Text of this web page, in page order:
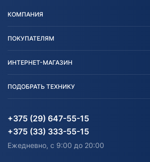
КОМПАНИЯ
Блог
Карта сайта
ПОКУПАТЕЛЯМ
Согласие на обработку
Информация до получения
согласия на обработку
Доставка
ИНТЕРНЕТ-МАГАЗИН
Агротехника
Водный транспорт
Электротранспорт
Здоровье
ПОДОБРАТЬ ТЕХНИКУ
Агротехника
Электротранспорт
+375 (29) 647-55-15
+375 (33) 333-55-15
Ежедневно, с 9:00 до 20:00